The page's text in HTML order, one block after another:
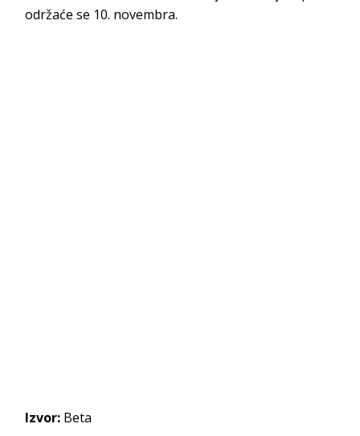
održaće se 10. novembra.
Izvor: Beta